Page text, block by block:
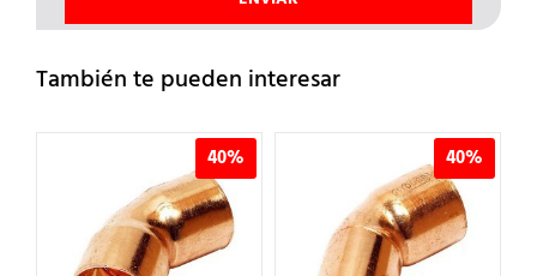
También te pueden interesar
40% 40%